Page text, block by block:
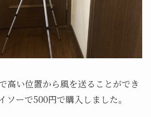
高い位置から風を送ることができ
ソーで500円で購入しました。